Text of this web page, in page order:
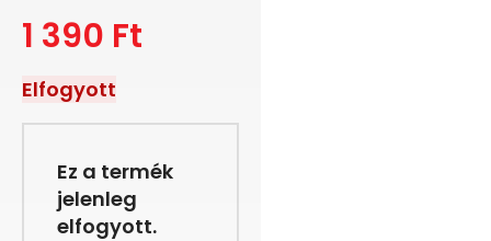
1 390 Ft
Elfogyott
Ez a termék
jelenleg
elfogyott.